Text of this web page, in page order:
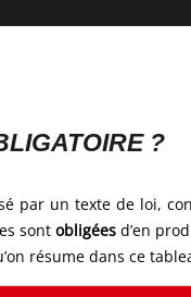
?
par un texte de loi,
sont obligées d’en
résume dans ce